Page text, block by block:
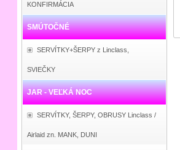
KONFIRMÁCIA
SMÚTOČNÉ
SERVÍTKY+ŠERPY z Linclass,
SVIEČKY
JAR - VEĽKÁ NOC
SERVÍTKY, ŠERPY, OBRUSY Linclass /
Airlaid zn. MANK, DUNI